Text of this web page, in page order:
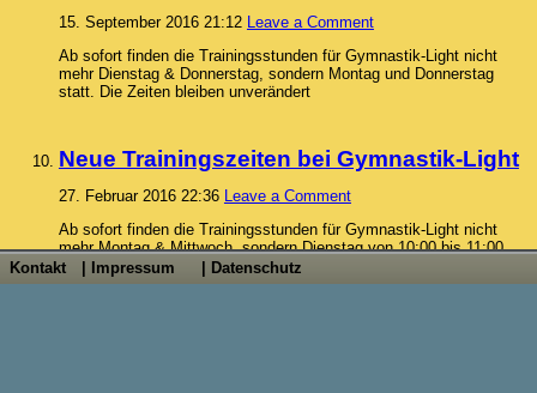
15. September 2016 21:12 Leave a Comment
Ab sofort finden die Trainingsstunden für Gymnastik-Light nicht
mehr Dienstag & Donnerstag, sondern Montag und Donnerstag
statt. Die Zeiten bleiben unverändert
Neue Trainingszeiten bei Gymnastik-Light
27. Februar 2016 22:36
Leave a Comment
Ab sofort finden die Trainingsstunden für Gymnastik-Light nicht
mehr Montag & Mittwoch, sondern Dienstag von 10:00 bis 11:00
Uhr und Donnerstag von 9:00 bis 10:00 Uhr statt.
Kontakt | Impressum | Datenschutz